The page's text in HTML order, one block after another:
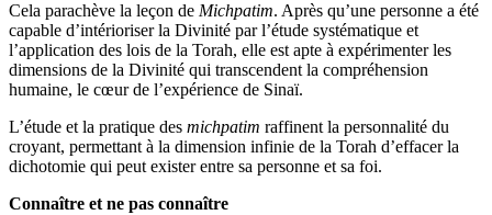
Cela parachève la leçon de Michpatim. Après qu’une personne a été
capable d’intérioriser la Divinité par l’étude systématique et
l’application des lois de la Torah, elle est apte à expérimenter les
dimensions de la Divinité qui transcendent la compréhension
humaine, le cœur de l’expérience de Sinaï.
L’étude et la pratique des michpatim raffinent la personnalité du
croyant, permettant à la dimension infinie de la Torah d’effacer la
dichotomie qui peut exister entre sa personne et sa foi.
Connaître et ne pas connaître